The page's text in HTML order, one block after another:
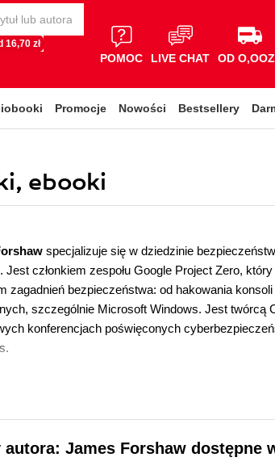
16,70 zł
POMOC LIVE CHAT OD
Promocje Nowości Bestsellery
ebooki
specjalizuje się w dziedzinie
Jest członkiem zespołu Google Project Zero,
zagadnień bezpieczeństwa: od hakowania
szczególnie Microsoft Windows. Jest twórcą
konferencjach poświęconych
autora: James Forshaw dostępne